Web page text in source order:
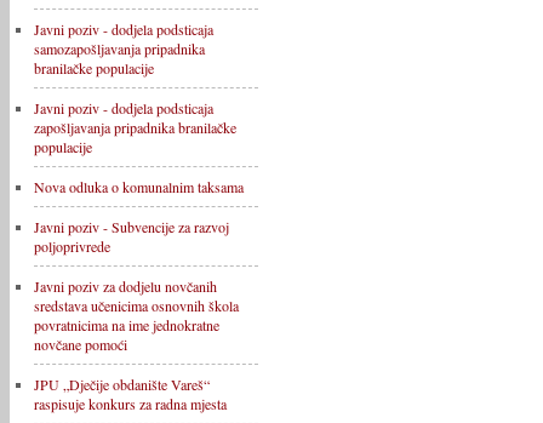
Javni poziv - dodjela podsticaja
samozapošljavanja pripadnika
branilačke populacije
Javni poziv - dodjela podsticaja
zapošljavanja pripadnika branilačke
populacije
Nova odluka o komunalnim taksama
Javni poziv - Subvencije za razvoj
poljoprivrede
Javni poziv za dodjelu novčanih
sredstava učenicima osnovnih škola
povratnicima na ime jednokratne
novčane pomoći
JPU „Dječije obdanište Vareš“
raspisuje konkurs za radna mjesta